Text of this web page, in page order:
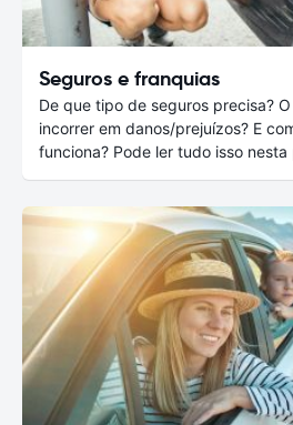
Seguros e franquias
De que tipo de seguros precisa?
incorrer em danos/prejuízos? E
funciona? Pode ler tudo isso nesta